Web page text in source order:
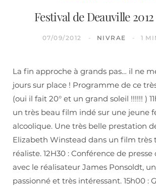
Festival de Deauville
07/09/2012 NIVRAE 1
La fin approche à grands pas… il ne
jours sur place ! Programme de ce
(oui il fait 20° et un grand soleil !!!!!! )
un très beau film indé sur une jeune
alcoolique. Une très belle prestation
Elizabeth Winstead dans un film très
réaliste. 12H30 : Conférence de
avec le réalisateur James Ponsoldt,
passionné et très intéressant. 15h00 :